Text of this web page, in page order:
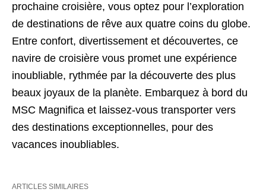
prochaine croisière, vous optez pour l’exploration
de destinations de rêve aux quatre coins du globe.
Entre confort, divertissement et découvertes, ce
navire de croisière vous promet une expérience
inoubliable, rythmée par la découverte des plus
beaux joyaux de la planète. Embarquez à bord du
MSC Magnifica et laissez-vous transporter vers
des destinations exceptionnelles, pour des
vacances inoubliables.
ARTICLES SIMILAIRES